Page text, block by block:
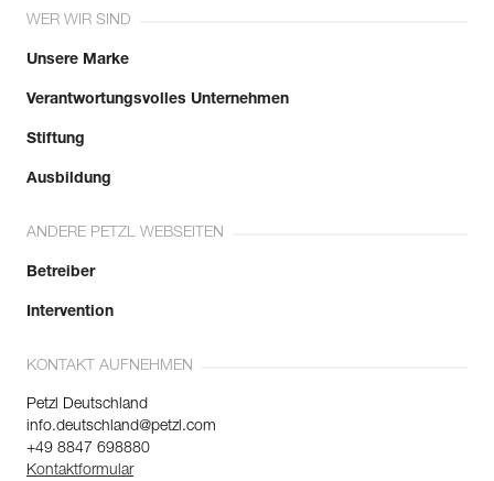
WER WIR SIND
Unsere Marke
Verantwortungsvolles Unternehmen
Stiftung
Ausbildung
ANDERE PETZL WEBSEITEN
Betreiber
Intervention
KONTAKT AUFNEHMEN
Petzl Deutschland
info.deutschland@petzl.com
+49 8847 698880
Kontaktformular